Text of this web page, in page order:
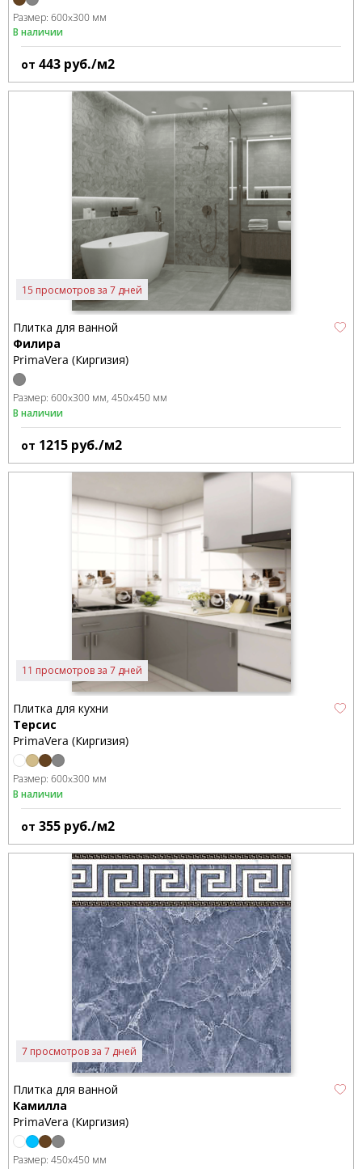
Размер: 600x300 мм
В наличии
от 443 руб./м2
15 просмотров за 7 дней
Плитка для ванной
Филира
PrimaVera (Киргизия)
Размер: 600x300 мм 450x450 мм
В наличии
от 1215 руб./м2
11 просмотров за 7 дней
Плитка для кухни
Терсис
PrimaVera (Киргизия)
Размер: 600x300 мм
В наличии
от 355 руб./м2
7 просмотров за 7 дней
Плитка для ванной
Камилла
PrimaVera (Киргизия)
Размер: 450x450 мм